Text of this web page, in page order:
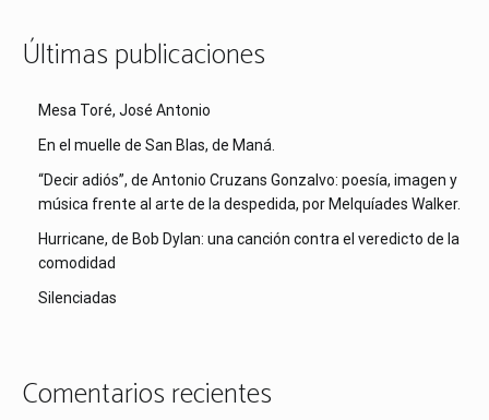
Últimas publicaciones
Mesa Toré, José Antonio
En el muelle de San Blas, de Maná.
“Decir adiós”, de Antonio Cruzans Gonzalvo: poesía, imagen y
música frente al arte de la despedida, por Melquíades Walker.
Hurricane, de Bob Dylan: una canción contra el veredicto de la
comodidad
Silenciadas
Comentarios recientes